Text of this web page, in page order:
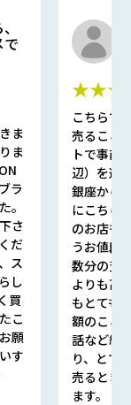
ま
ま
ラ
。
さ
だ
ス
し
買
こ
願
す
こちらで
売ること
トで事前
辺）を選
銀座から
にこちら
のお店も
うお値段
数分の査
よりも高
もとても
額のこと
話など細
り、とて
売るとき
ます。